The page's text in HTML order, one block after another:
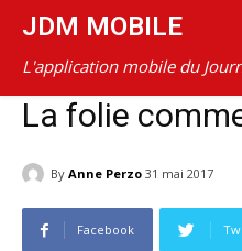
JDM MOBILE
L'application mobile du
La folie
By Anne Perzo 31 mai 2017
Facebook